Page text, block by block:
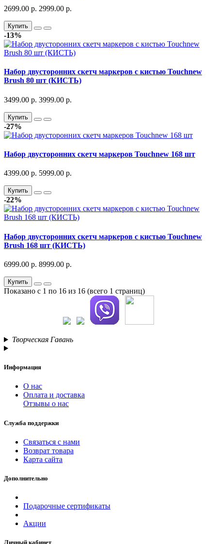
2699.00 р. 2999.00 р.
Купить
-13%
Набор двусторонних скетч маркеров с кистью Touchnew
Brush 80 шт (КИСТЬ)
3499.00 р. 3999.00 р.
Купить
-27%
Набор двусторонних скетч маркеров Touchnew 168 шт
4399.00 р. 5999.00 р.
Купить
-22%
Набор двусторонних скетч маркеров с кистью Touchnew
Brush 168 шт (КИСТЬ)
6999.00 р. 8999.00 р.
Купить
Показано с 1 по 16 из 16 (всего 1 страниц)
Творческая Гавань
Информация
О нас
Оплата и доставка
Отзывы о нас
Служба поддержки
Связаться с нами
Возврат товара
Карта сайта
Дополнительно
Подарочные сертификаты
Акции
Личный кабинет